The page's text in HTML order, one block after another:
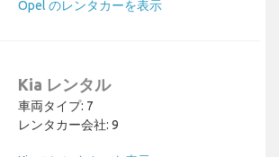
Opel のレンタカーを表示
Kia レンタル
車両タイプ: 7
レンタカー会社: 9